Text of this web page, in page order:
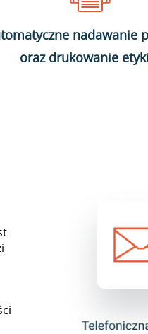
nadawanie
oraz drukowanie